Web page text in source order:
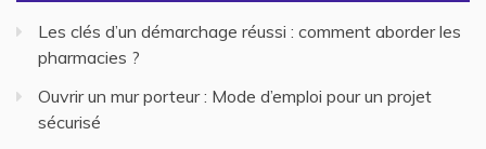
Les clés d’un démarchage réussi : comment aborder les
pharmacies ?
Ouvrir un mur porteur : Mode d’emploi pour un projet
sécurisé